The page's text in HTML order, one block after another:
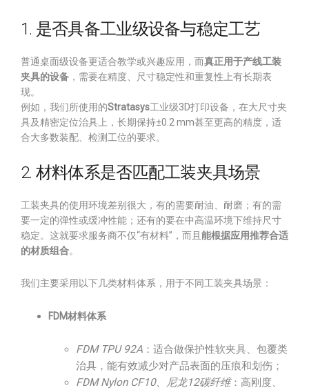
1. 是否具备工业级设备与稳定工艺
普通桌面级设备更适合教学或兴趣应用，而真正用于产线工装
夹具的设备 ，需要在精度、尺寸稳定性和重复性上有长期表
现。
例如，我们所使用的Stratasys工业级3D打印设备，在大尺寸夹
具及精密定位治具上，长期保持±0.2 mm甚至更高的精度，适
合大多数装配、检测工位的要求。
2. 材料体系是否匹配工装夹具场景
工装夹具的使用环境差别很大，有的需要耐油、耐磨；有的需
要一定的弹性或缓冲性能；还有的要在中高温环境下维持尺寸
稳定。这就要求服务商不仅“有材料”，而且 能根据应用推荐合适
的材质组合。
我们主要采用以下几类材料体系，用于不同工装夹具场景：
FDM材料体系
FDM TPU 92A ：适合做保护性软夹具、包覆类
治具，能有效减少对产品表面的压痕和划伤；
FDM Nylon CF10、尼龙12碳纤维：高刚度、